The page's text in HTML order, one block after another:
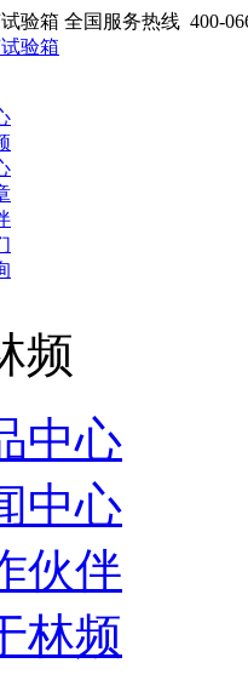
全国服务热线 400-
频
中心
中心
伙伴
林频